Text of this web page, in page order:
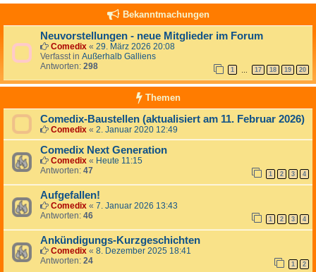
l
ü
e
C
o
b
l
t
h
e
Bekanntmachungen
Neuvorstellungen - neue Mitglieder im Forum
Comedix « 29. März 2026 20:08
Verfasst in Außerhalb Galliens
Antworten: 298 1 … 17 18 19 20
Themen
Comedix-Baustellen (aktualisiert am 11. Februar 2026)
Comedix « 2. Januar 2020 12:49
Comedix Next Generation
Comedix « Heute 11:15
Antworten: 47 1 2 3 4
Aufgefallen!
Comedix « 7. Januar 2026 13:43
Antworten: 46 1 2 3 4
Ankündigungs-Kurzgeschichten
Comedix « 8. Dezember 2025 18:41
Antworten: 24 1 2